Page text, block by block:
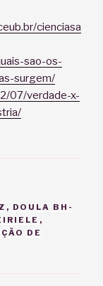
cienciasa
sao-os-
surgem/
07/verdade-x-
, DOULA BH-
,
DE